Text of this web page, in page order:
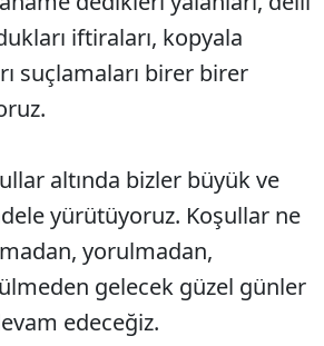
iftiraları, kopyala
suçlamaları birer birer
altında bizler büyük ve
yürütüyoruz. Koşullar ne
yorulmadan,
gelecek güzel günler
edeceğiz.